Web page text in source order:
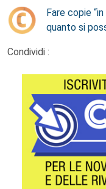
Fare copie
quanto si
Condividi :